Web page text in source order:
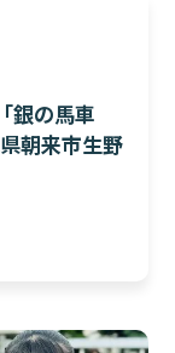
銀の馬車
朝来市生野